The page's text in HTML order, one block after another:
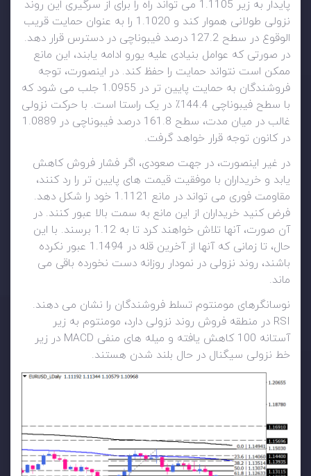
پایدار به زیر 1.1105 می تواند راه را برای از سرگیری این روند
نزولی طولانی هموار کند و 1.1020 را به عنوان حمایت قریب
الوقوع در سطح 127.2 درصد فیبوناچی در دسترس قرار دهد.
در صورتی که عوامل بنیادی علیه یورو ادامه یابند، این مانع
ممکن است نتواند حمایت را حفظ کند. در اینصورت، توجه
فروشندگان به حمایت پایین تر در 1.0955 جلب می شود که
با سطح فیبوناچی 144.4٪ در یک راستا است. با حرکت نزولی
غالب در میان مدت، سطح 161.8 درصد فیبوناچی در 1.0889
در کانون توجه قرار خواهد گرفت.
در غیر اینصورت، در جهت صعودی، اگر فشار فروش کاهش
یابد و خریداران با موفقیت قیمت های پایین تر را رد کنند،
مقاومت فوری می تواند در مانع 1.1121 خود را شکل دهد.
فرض کنید خریداران از این مانع به سمت بالا عبور کنند. در
آن صورت، آنها تلاش خواهند کرد تا به 1.12 برسند. با این
حال، تا زمانی که آنها از آخرین قله در 1.1494 عبور نکرده
باشند، روند نزولی در نمودار روزانه دست نخورده باقی می
ماند.
نوسانگرهای مومنتوم تسلط فروشندگان را نشان می دهند.
RSI در منطقه فروش روند نزولی دارد، مومنتوم به زیر
آستانه 100 کاهش یافته و میله های منفی MACD در زیر
خط نزولی سیگنال در حال بلند شدن هستند.